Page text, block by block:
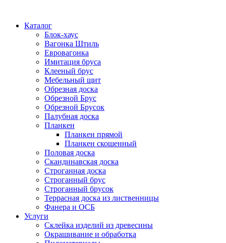
Каталог
Блок-хаус
Вагонка Штиль
Евровагонка
Имитация бруса
Клееный брус
Мебельный щит
Обрезная доска
Обрезной Брус
Обрезной Брусок
Палубная доска
Планкен
Планкен прямой
Планкен скошенный
Половая доска
Скандинавская доска
Строганная доска
Строганный брус
Строганный брусок
Террасная доска из лиственницы
Фанера и ОСБ
Услуги
Склейка изделий из древесины
Окрашивание и обработка